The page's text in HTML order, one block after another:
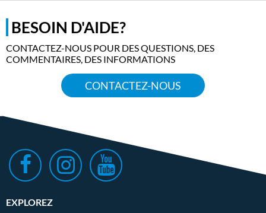
BESOIN D'AIDE?
CONTACTEZ-NOUS POUR DES QUESTIONS, DES
COMMENTAIRES, DES INFORMATIONS
CONTACTEZ-NOUS
EXPLOREZ